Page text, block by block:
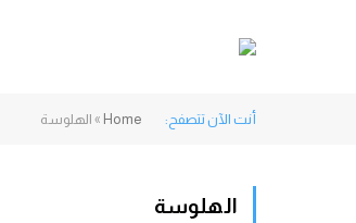
أنت الآن تتصفح: Home
» الهلوسة
الهلوسة